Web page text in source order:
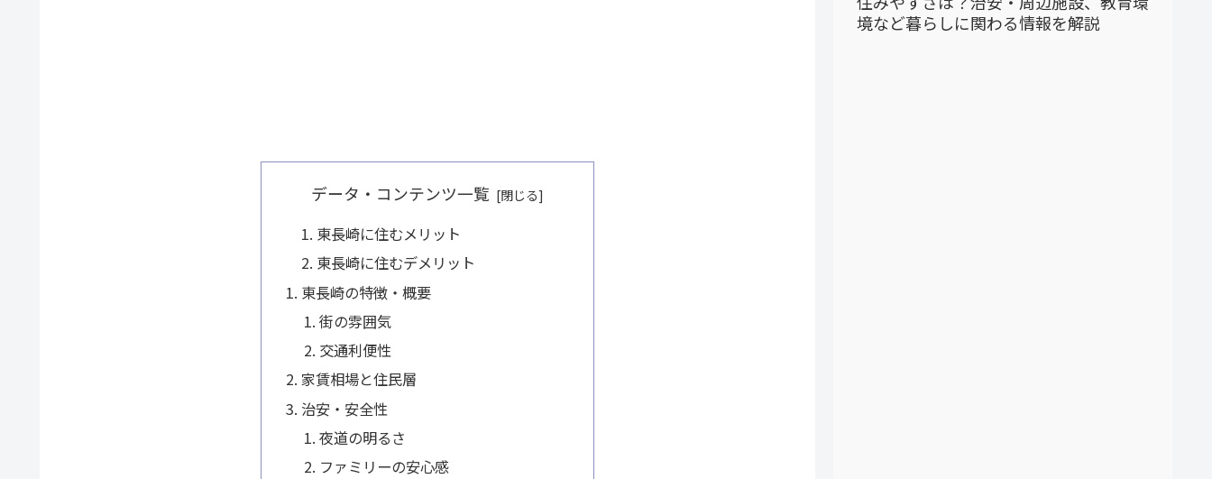
データ・コンテンツ一覧
東長崎に住むメリット
東長崎に住むデメリット
東長崎の特徴・概要
街の雰囲気
交通利便性
家賃相場と住民層
治安・安全性
夜道の明るさ
ファミリーの安心感
境など暮らしに関わる情報を解説